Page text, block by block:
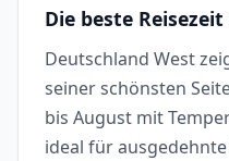
Die beste
Deutschland West
seiner schönsten
bis August mit
ideal für